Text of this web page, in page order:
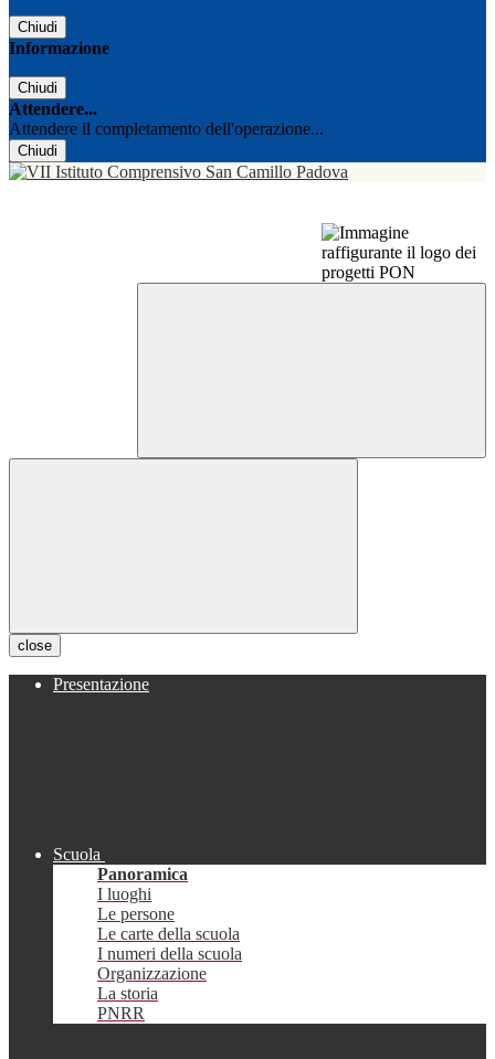
Chiudi
Informazione
Chiudi
Attendere...
Attendere il completamento dell'operazione...
Chiudi
close
Presentazione
Scuola
Panoramica
I luoghi
Le persone
Le carte della scuola
I numeri della scuola
Organizzazione
La storia
PNRR